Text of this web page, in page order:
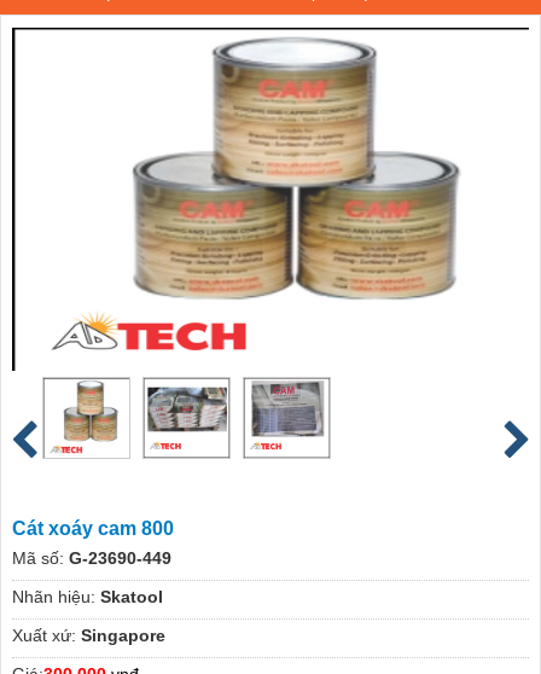
Cát xoáy cam 800
Mã số: G-23690-449
Nhãn hiệu: Skatool
Xuất xứ: Singapore